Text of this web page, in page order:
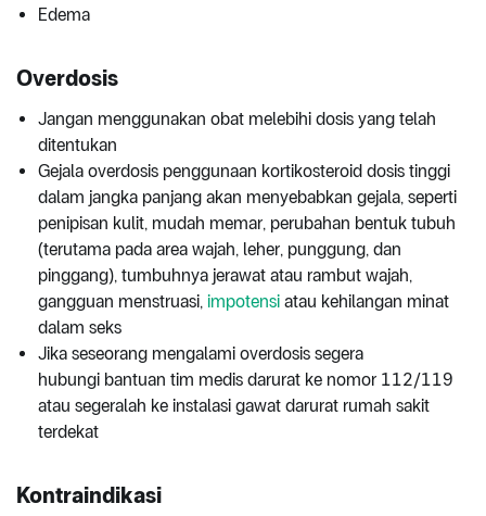
Edema
Overdosis
Jangan menggunakan obat melebihi dosis yang telah
ditentukan
Gejala overdosis penggunaan kortikosteroid dosis tinggi
dalam jangka panjang akan menyebabkan gejala, seperti
penipisan kulit, mudah memar, perubahan bentuk tubuh
(terutama pada area wajah, leher, punggung, dan
pinggang), tumbuhnya jerawat atau rambut wajah,
gangguan menstruasi, impotensi atau kehilangan minat
dalam seks
Jika seseorang mengalami overdosis segera
hubungi bantuan tim medis darurat ke nomor 112/119
atau segeralah ke instalasi gawat darurat rumah sakit
terdekat
Kontraindikasi